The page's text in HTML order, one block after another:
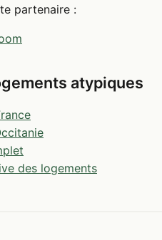
partenaire :
atypiques
des logements